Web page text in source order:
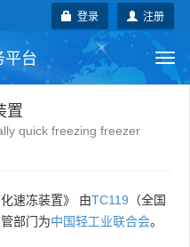
注册
登录
平台
准
会
置
quick freezing freezer
速冻装置》 由TC119 （全国
部门为中国轻工业联合会。